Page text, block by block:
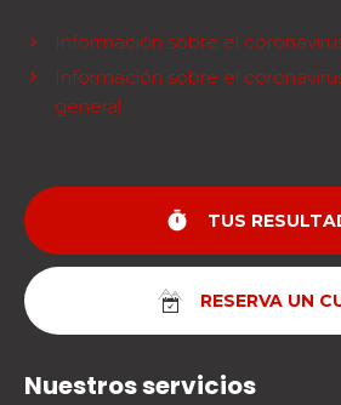
Información sobre el
Información sobre el
general
timer TUS
RESERVA UN
Nuestros servicios